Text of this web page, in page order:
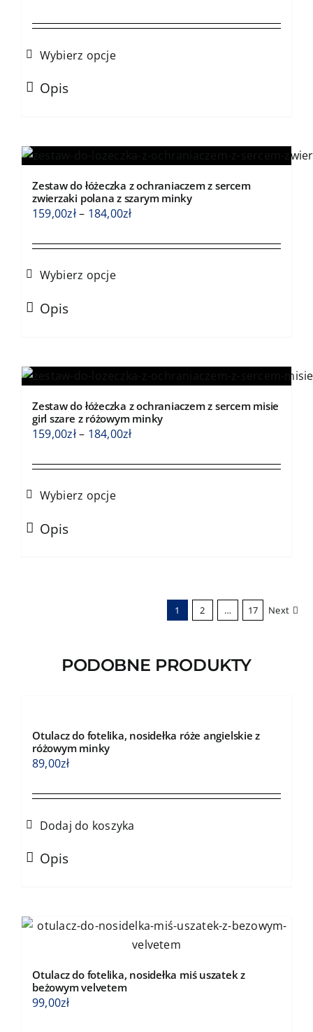
stronie
produktu
od
Wybierz opcje
Ten
produkt
wariantów.
można
wybrać
stronie
produktu
Opis
Zestaw do łóżeczka z ochraniaczem z sercem
zwierzaki polana z szarym minky
159,00zł– 184,00złZakres
od
Wybierz opcje
Ten
produkt
wariantów.
można
wybrać
stronie
produktu
Opis
Zestaw do łóżeczka z ochraniaczem z sercem misie
girl szare z różowym minky
159,00zł– 184,00złZakres
od
Wybierz opcje
Ten
produkt
Opis
1 2 … 17 Next
PODOBNE PRODUKTY
Otulacz do fotelika, nosidełka róże angielskie z
różowym minky
89,00zł
Dodaj do koszyka
Opis
Otulacz do fotelika, nosidełka miś uszatek z
beżowym velvetem
99,00zł